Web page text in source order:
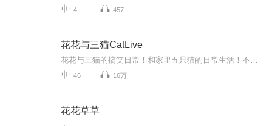
4 457
花花与三猫CatLive
46 16万
花花草草